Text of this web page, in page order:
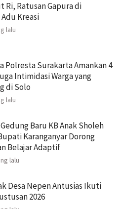
Ri, Ratusan Gapura di
Kreasi
lalu
Polresta Surakarta Amankan 4
Intimidasi Warga yang
di Solo
lalu
Baru KB Anak Sholeh
Karanganyar Dorong
Belajar Adaptif
lalu
Desa Nepen Antusias Ikuti
2026